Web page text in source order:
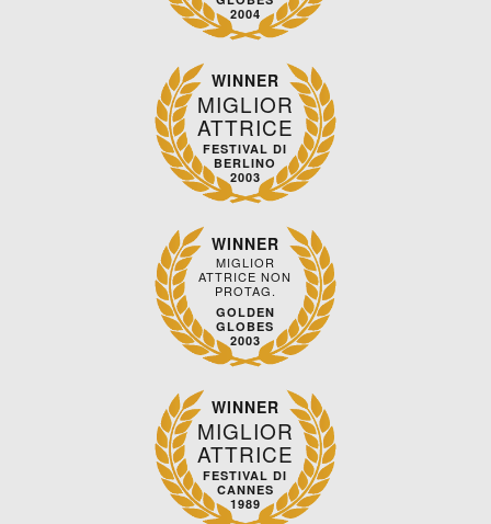
2004
WINNER
MIGLIOR
ATTRICE
FESTIVAL DI
BERLINO
2003
WINNER
MIGLIOR
ATTRICE NON
PROTAG.
GOLDEN
GLOBES
2003
WINNER
MIGLIOR
ATTRICE
FESTIVAL DI
CANNES
1989